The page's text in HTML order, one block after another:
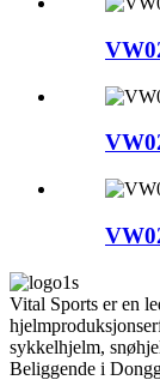
Vital Sports er en
sykkelhjelm,
Beliggende i